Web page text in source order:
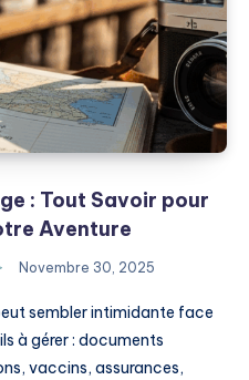
: Tout Savoir pour
Aventure
Novembre 30, 2025
sembler intimidante face
à gérer : documents
vaccins, assurances,